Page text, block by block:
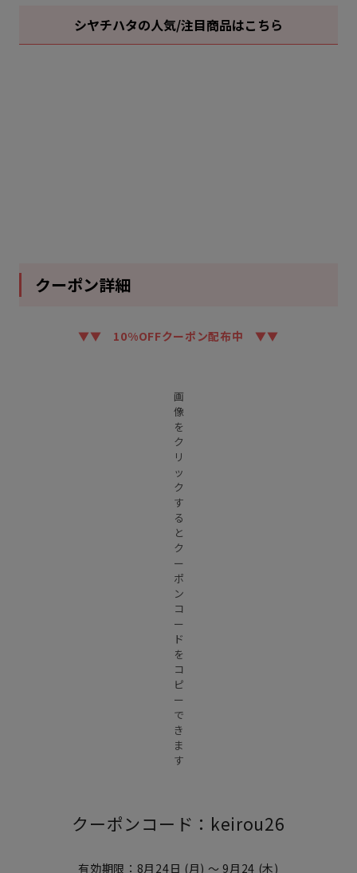
シヤチハタの人気/注目商品はこちら
クーポン詳細
▼▼ 10%OFFクーポン配布中 ▼▼
画
像
を
ク
リ
ッ
ク
す
る
と
ク
ー
ポ
ン
コ
ー
ド
を
コ
ピ
ー
で
き
ま
す
クーポンコード：keirou26
有効期限：8月24日 (月) ～ 9月24 (木)